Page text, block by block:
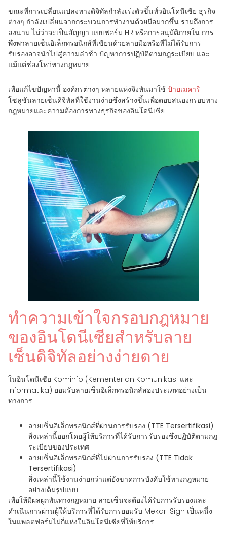
ขณะที่การเปลี่ยนแปลงทางดิจิทัลกำลังเร่งตัวขึ้นทั่วอินโดนีเซีย ธุรกิจ
ต่างๆ กำลังเปลี่ยนจากกระบวนการทำงานด้วยมือมากขึ้น รวมถึงการ
ลงนาม ไม่ว่าจะเป็นสัญญา แบบฟอร์ม HR หรือการอนุมัติภายใน การ
พึ่งพาลายเซ็นอิเล็กทรอนิกส์ที่เขียนด้วยลายมือหรือที่ไม่ได้รับการ
รับรองอาจนำไปสู่ความล่าช้า ปัญหาการปฏิบัติตามกฎระเบียบ และ
แม้แต่ช่องโหว่ทางกฎหมาย
เพื่อแก้ไขปัญหานี้ องค์กรต่างๆ หลายแห่งจึงหันมาใช้ ป้ายเมคาริ
โซลูชันลายเซ็นดิจิทัลที่ใช้งานง่ายซึ่งสร้างขึ้นเพื่อตอบสนองกรอบทาง
กฎหมายและความต้องการทางธุรกิจของอินโดนีเซีย
ทำความเข้าใจกรอบกฎหมาย
ของอินโดนีเซียสำหรับลาย
เซ็นดิจิทัลอย่างง่ายดาย
ในอินโดนีเซีย Kominfo (Kementerian Komunikasi และ
Informatika) ยอมรับลายเซ็นอิเล็กทรอนิกส์สองประเภทอย่างเป็น
ทางการ:
ลายเซ็นอิเล็กทรอนิกส์ที่ผ่านการรับรอง (TTE Tersertifikasi)
สิ่งเหล่านี้ออกโดยผู้ให้บริการที่ได้รับการรับรองซึ่งปฏิบัติตามกฎ
ระเบียบของประเทศ
ลายเซ็นอิเล็กทรอนิกส์ที่ไม่ผ่านการรับรอง (TTE Tidak
Tersertifikasi)
สิ่งเหล่านี้ใช้งานง่ายกว่าแต่ยังขาดการบังคับใช้ทางกฎหมาย
อย่างเต็มรูปแบบ
เพื่อให้มีผลผูกพันทางกฎหมาย ลายเซ็นจะต้องได้รับการรับรองและ
ดำเนินการผ่านผู้ให้บริการที่ได้รับการยอมรับ Mekari Sign เป็นหนึ่ง
ในแพลตฟอร์มไม่กี่แห่งในอินโดนีเซียที่ให้บริการ: